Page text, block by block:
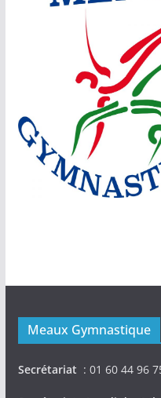
Meaux Gymnastique
Secrétariat : 01 60 44 96